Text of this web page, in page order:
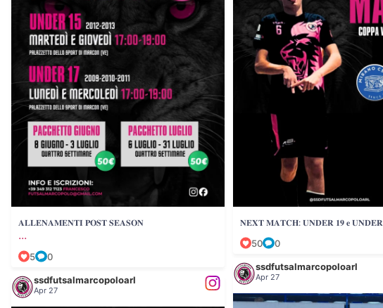
𝐀𝐋𝐋𝐄𝐍𝐀𝐌𝐄𝐍𝐓𝐈 𝐏𝐎𝐒𝐓 𝐒𝐄𝐀𝐒𝐎𝐍
...
5 0
𝐍𝐄𝐗𝐓 𝐌𝐀𝐓𝐂𝐇: 𝐔𝐍𝐃𝐄𝐑 𝟏𝟗 𝐞 𝐔𝐍𝐃𝐄𝐑
50 0
ssdfutsalmarcopoloarl
Apr 27
𝐓𝐎𝐑𝐍𝐄𝐎 𝐃𝐄𝐋𝐋𝐄 𝐑𝐄𝐆𝐈𝐎𝐍𝐈 𝟐𝟎𝟐𝟔...
ssdfutsalmarcopoloarl
Apr 27